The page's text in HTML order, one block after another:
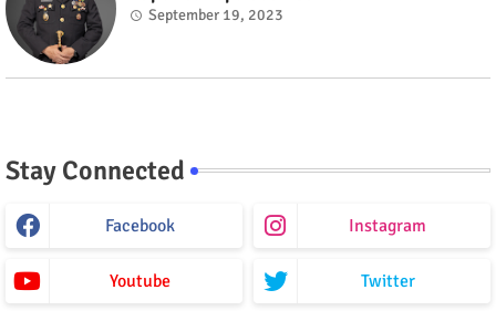
September 19, 2023
Stay Connected
Facebook Instagram
Youtube Twitter